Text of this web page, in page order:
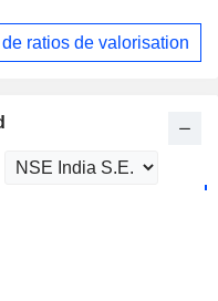
ratios de valorisation